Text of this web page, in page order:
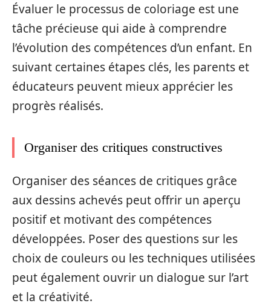
Évaluer le processus de coloriage est une
tâche précieuse qui aide à comprendre
l’évolution des compétences d’un enfant. En
suivant certaines étapes clés, les parents et
éducateurs peuvent mieux apprécier les
progrès réalisés.
Organiser des critiques constructives
Organiser des séances de critiques grâce
aux dessins achevés peut offrir un aperçu
positif et motivant des compétences
développées. Poser des questions sur les
choix de couleurs ou les techniques utilisées
peut également ouvrir un dialogue sur l’art
et la créativité.